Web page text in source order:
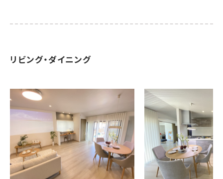
リビング・ダイニング